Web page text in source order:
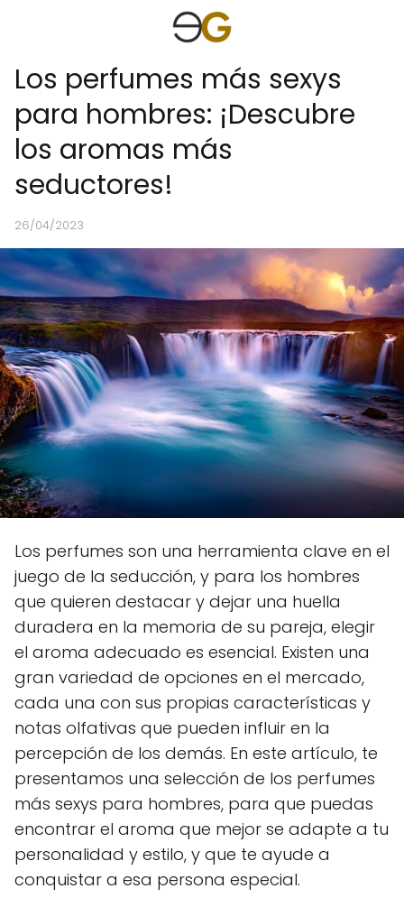
Los perfumes más sexys
para hombres: ¡Descubre
los aromas más
seductores!
26/04/2023
Los perfumes son una herramienta clave en el
juego de la seducción, y para los hombres
que quieren destacar y dejar una huella
duradera en la memoria de su pareja, elegir
el aroma adecuado es esencial. Existen una
gran variedad de opciones en el mercado,
cada una con sus propias características y
notas olfativas que pueden influir en la
percepción de los demás. En este artículo, te
presentamos una selección de los perfumes
más sexys para hombres, para que puedas
encontrar el aroma que mejor se adapte a tu
personalidad y estilo, y que te ayude a
conquistar a esa persona especial.